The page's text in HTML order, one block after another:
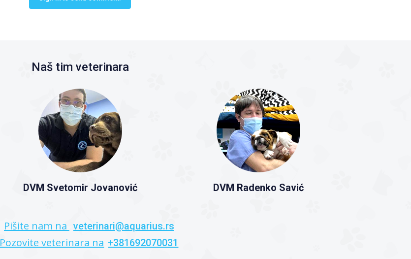
Naš tim veterinara
DVM Svetomir Jovanović DVM Radenko Savić
Pišite nam na veterinari@aquarius.rs
Pozovite veterinara na +381692070031